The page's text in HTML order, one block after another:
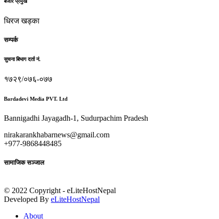
धिरज खड्का
सम्पर्क
सुचना बिभाग दर्ता नं.
१७२९/०७६-०७७
Bardadevi Media PVT. Ltd
Bannigadhi Jayagadh-1, Sudurpachim Pradesh
nirakarankhabarnews@gmail.com
+977-9868448485
सामाजिक सञ्जाल
© 2022 Copyright - eLiteHostNepal
Developed By eLiteHostNepal
About